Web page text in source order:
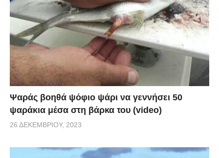
Ψαράς βοηθά ψόφιο ψάρι να γεννήσει 50
ψαράκια μέσα στη βάρκα του (video)
26 ΔΕΚΕΜΒΡΊΟΥ, 2023